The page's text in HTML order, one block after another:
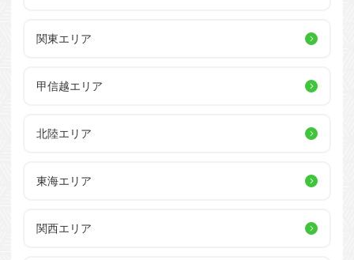
関東エリア
甲信越エリア
北陸エリア
東海エリア
関西エリア